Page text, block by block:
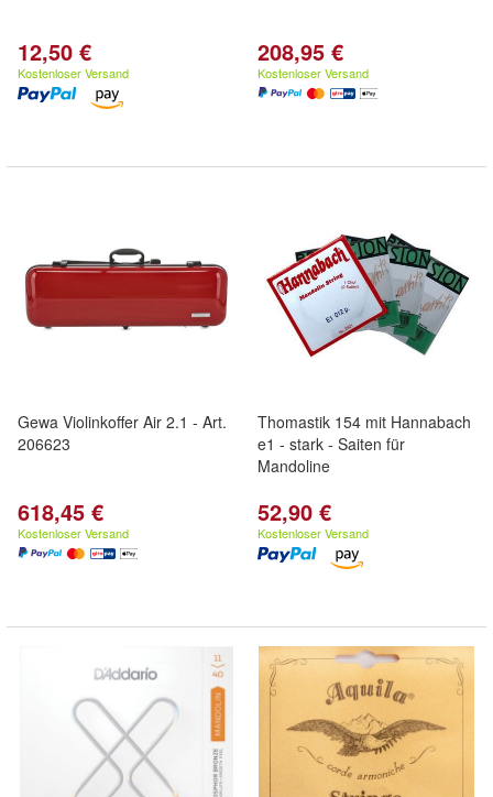
12,50 €
Kostenloser Versand
208,95 €
Kostenloser Versand
Gewa Violinkoffer Air 2.1 - Art.
206623
618,45 €
Kostenloser Versand
Thomastik 154 mit Hannabach
e1 - stark - Saiten für
Mandoline
52,90 €
Kostenloser Versand